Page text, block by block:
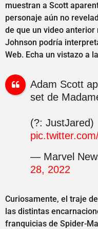
muestran a Scott
personaje aún no
de que un video
Johnson podría
Web. Echa un vistazo a
Adam Scott
set de
(?: JustJared)
— Marvel
28, 2022
Curiosamente, el traje
las distintas
franquicias de Spider-